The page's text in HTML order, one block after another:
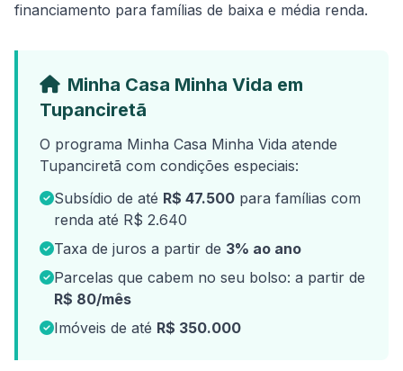
financiamento para famílias de baixa e média renda.
Minha Casa Minha Vida em
Tupanciretã
O programa Minha Casa Minha Vida atende
Tupanciretã com condições especiais:
Subsídio de até R$ 47.500 para famílias com
renda até R$ 2.640
Taxa de juros a partir de 3% ao ano
Parcelas que cabem no seu bolso: a partir de
R$ 80/mês
Imóveis de até R$ 350.000